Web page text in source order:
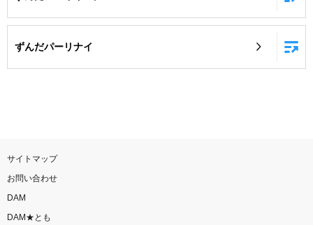
ずんだパーリナイ
サイトマップ
お問い合わせ
DAM
DAM★とも